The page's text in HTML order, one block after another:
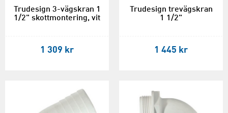
Trudesign 3-vägskran 1
1/2" skottmontering, vit
1 309 kr
Trudesign trevägskran
1 1/2"
1 445 kr